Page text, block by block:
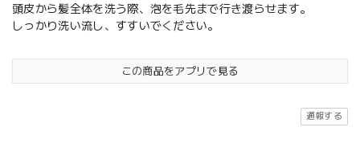
頭皮から髪全体を洗う際、泡を毛先まで行き渡らせます。
しっかり洗い流し、すすいでください。
この商品をアプリで見る
通報する